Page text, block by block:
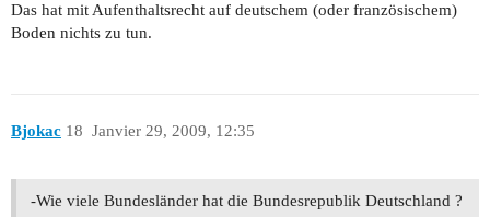
Das hat mit Aufenthaltsrecht auf deutschem (oder französischem)
Boden nichts zu tun.
Bjokac Janvier 29, 2009, 12:35
18
-Wie viele Bundesländer hat die Bundesrepublik Deutschland ?